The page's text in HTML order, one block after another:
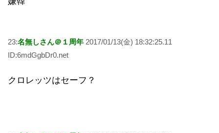
23:名無しさん＠１周年 2017/01/13(金) 18:32:25.11
ID:6mdGgbDr0.net
クロレッツはセーフ？